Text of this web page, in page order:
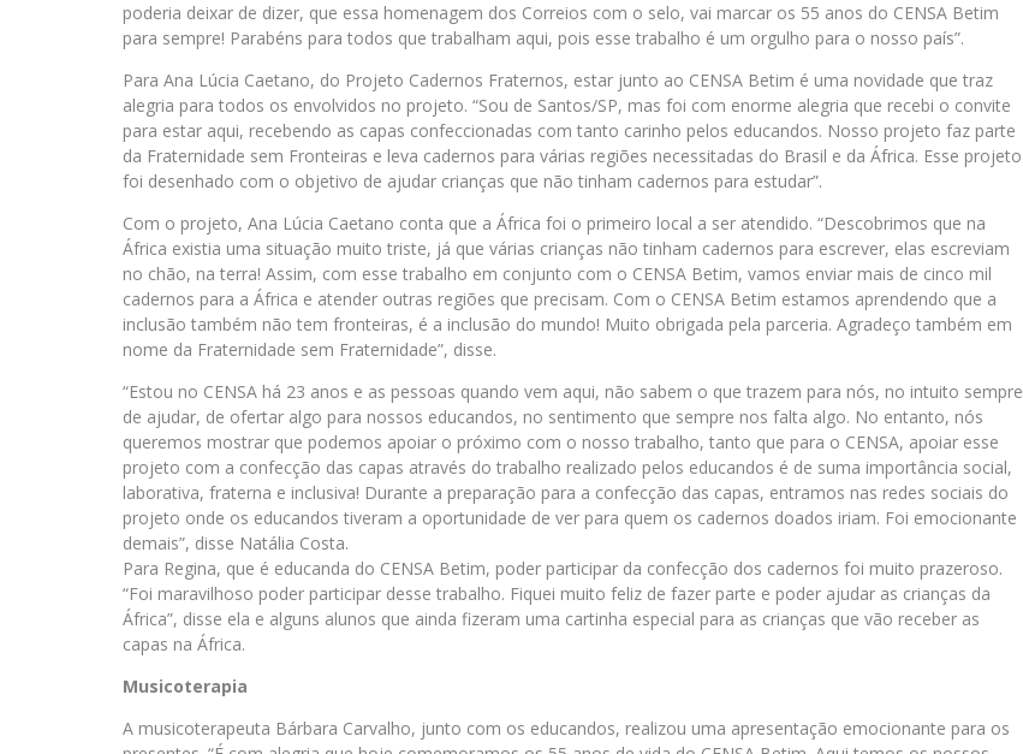
poderia deixar de dizer, que essa homenagem dos Correios com o selo, vai marcar os 55 anos do CENSA Betim
para sempre! Parabéns para todos que trabalham aqui, pois esse trabalho é um orgulho para o nosso país”.
Para Ana Lúcia Caetano, do Projeto Cadernos Fraternos, estar junto ao CENSA Betim é uma novidade que traz
alegria para todos os envolvidos no projeto. “Sou de Santos/SP, mas foi com enorme alegria que recebi o convite
para estar aqui, recebendo as capas confeccionadas com tanto carinho pelos educandos. Nosso projeto faz parte
da Fraternidade sem Fronteiras e leva cadernos para várias regiões necessitadas do Brasil e da África. Esse projeto
foi desenhado com o objetivo de ajudar crianças que não tinham cadernos para estudar”.
Com o projeto, Ana Lúcia Caetano conta que a África foi o primeiro local a ser atendido. “Descobrimos que na
África existia uma situação muito triste, já que várias crianças não tinham cadernos para escrever, elas escreviam
no chão, na terra! Assim, com esse trabalho em conjunto com o CENSA Betim, vamos enviar mais de cinco mil
cadernos para a África e atender outras regiões que precisam. Com o CENSA Betim estamos aprendendo que a
inclusão também não tem fronteiras, é a inclusão do mundo! Muito obrigada pela parceria. Agradeço também em
nome da Fraternidade sem Fraternidade”, disse.
“Estou no CENSA há 23 anos e as pessoas quando vem aqui, não sabem o que trazem para nós, no intuito sempre
de ajudar, de ofertar algo para nossos educandos, no sentimento que sempre nos falta algo. No entanto, nós
queremos mostrar que podemos apoiar o próximo com o nosso trabalho, tanto que para o CENSA, apoiar esse
projeto com a confecção das capas através do trabalho realizado pelos educandos é de suma importância social,
laborativa, fraterna e inclusiva! Durante a preparação para a confecção das capas, entramos nas redes sociais do
projeto onde os educandos tiveram a oportunidade de ver para quem os cadernos doados iriam. Foi emocionante
demais”, disse Natália Costa.
Para Regina, que é educanda do CENSA Betim, poder participar da confecção dos cadernos foi muito prazeroso.
“Foi maravilhoso poder participar desse trabalho. Fiquei muito feliz de fazer parte e poder ajudar as crianças da
África”, disse ela e alguns alunos que ainda fizeram uma cartinha especial para as crianças que vão receber as
capas na África.
Musicoterapia
A musicoterapeuta Bárbara Carvalho, junto com os educandos, realizou uma apresentação emocionante para os